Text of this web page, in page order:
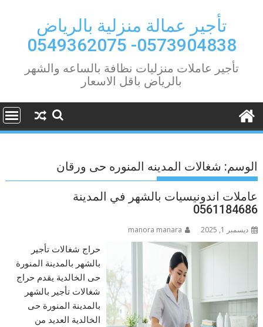
تأجير عمالة منزلية بالرياض
0573904838- 0549362075
تأجير عاملات منزليات نظافة بالساعه والشهر
بالرياض باقل الاسعار
الوسم: شغالات المدينه المنوره حى ورقان
عاملات اندونيسيات بالشهر في المدينة
0561184686
ديسمبر 1, 2025 manora manara
حراج شغالات تأجير
بالشهر بالمدينة المنورة
حى الخالدية يقدم حراج
شغالات تأجير بالشهر
بالمدينة المنورة حى
الخالدية العديد من